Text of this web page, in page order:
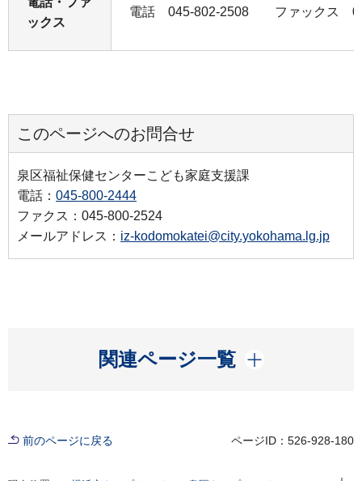
ックス
電話 045-802-2508 ファックス
このページへのお問合せ
泉区福祉保健センターこども家庭支援課
電話： 045-800-2444
ファクス：045-800-2524
メールアドレス： iz-kodomokatei@city.yokohama.lg.jp
関連ページ一覧
開く
前のページに戻る ページID：526-928-180